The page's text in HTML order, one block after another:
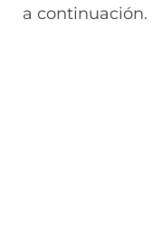
a continuación.